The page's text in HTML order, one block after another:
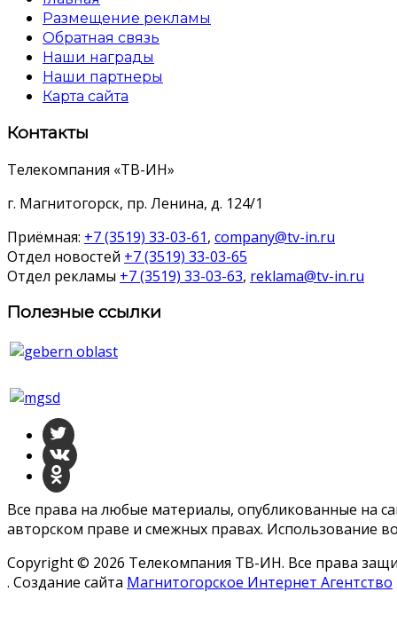
Размещение рекламы
Обратная связь
Наши награды
Наши партнеры
Карта сайта
Контакты
Телекомпания «ТВ-ИН»
г. Магнитогорск, пр. Ленина, д. 124/1
Приёмная: +7 (3519) 33-03-61, company@tv-in.ru
Отдел новостей +7 (3519) 33-03-65
Отдел рекламы +7 (3519) 33-03-63, reklama@tv-in.ru
Полезные ссылки
Все права на любые материалы, опубликованные на
авторском праве и смежных правах. Использование
Copyright © 2026 Телекомпания ТВ-ИН. Все права
. Создание сайта Магнитогорское Интернет Агентство